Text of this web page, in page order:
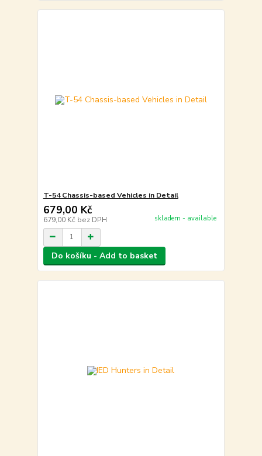
T-54 Chassis-based Vehicles in Detail
679,00 Kč
679,00 Kč bez DPH skladem - available
Do košíku - Add to basket